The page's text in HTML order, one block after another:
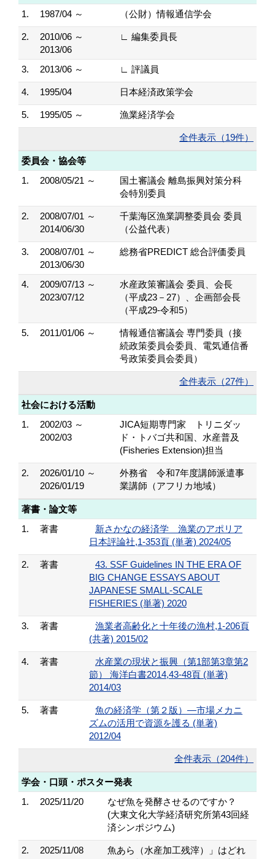
1.
1987/04 ～ （公財）情報通信学会
2.
2010/06 ～
2013/06
∟ 編集委員長
3. 2013/06 ～ ∟ 評議員
4. 1995/04 日本経済政策学会
5. 1995/05 ～ 漁業経済学会
全件表示（19件）
委員会・協会等
1.
2008/05/21 ～
国土審議会 離島振興対策分科
会特別委員
2.
2008/07/01 ～
2014/06/30
千葉海区漁業調整委員会 委員
（公益代表）
3.
2008/07/01 ～
2013/06/30
総務省PREDICT 総合評価委員
4.
2009/07/13 ～
2023/07/12
水産政策審議会 委員、会長
（平成23－27）、企画部会長
（平成29-令和5）
5. 2011/01/06 ～
情報通信審議会 専門委員（接
続政策委員会委員、電気通信番
号政策委員会委員）
全件表示（27件）
社会における活動
1.
2002/03 ～
2002/03
JICA短期専門家 トリニダッ
ド・トバゴ共和国、水産普及
(Fisheries Extension)担当
2.
2026/01/10 ～
2026/01/19
外務省 令和7年度講師派遣事
業講師（アフリカ地域）
著書・論文等
1.
著書
新さかなの経済学 漁業のアポリア
日本評論社,1-353頁 (単著) 2024/05
2. 著書
43. SSF Guidelines IN THE ERA OF
BIG CHANGE ESSAYS ABOUT
JAPANESE SMALL-SCALE
FISHERIES (単著) 2020
3. 著書
漁業者高齢化と十年後の漁村,1-206頁
(共著) 2015/02
4. 著書
水産業の現状と振興（第1部第3章第2
節） 海洋白書2014,43-48頁 (単著)
2014/03
5. 著書
魚の経済学（第２版）―市場メカニ
ズムの活用で資源を護る (単著)
2012/04
全件表示（204件）
学会・口頭・ポスター発表
1.
2025/11/20
なぜ魚を発酵させるのですか？
(大東文化大学経済研究所第43回経
済シンポジウム)
2. 2025/11/08
魚あら（水産加工残滓）」はどれ